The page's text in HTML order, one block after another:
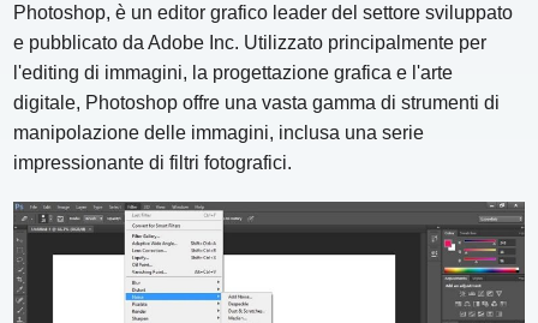
Photoshop, è un editor grafico leader del settore sviluppato
e pubblicato da Adobe Inc. Utilizzato principalmente per
l'editing di immagini, la progettazione grafica e l'arte
digitale, Photoshop offre una vasta gamma di strumenti di
manipolazione delle immagini, inclusa una serie
impressionante di filtri fotografici.